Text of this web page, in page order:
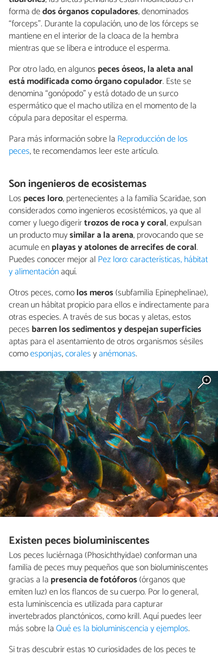
forma dedos órganos copuladores, denominados
“forceps”. Durante la copulación, uno de los fórceps se
mantiene en el interior de la cloaca de la hembra
mientras que se libera e introduce el esperma.
Por otro lado, en algunos peces óseos, la aleta anal
está modificada como órgano copulador. Este se
denomina “gonópodo” y está dotado de un surco
espermático que el macho utiliza en el momento de la
cópula para depositar el esperma.
Para más información sobre la Reproducción de los
peces, te recomendamos leer este artículo.
Son ingenieros de ecosistemas
Los peces loro, pertenecientes a la familia Scaridae, son
considerados como ingenieros ecosistémicos, ya que al
comer y luego digerirtrozos de roca y coral, expulsan
un producto muysimilar a la arena, provocando que se
acumule enplayas y atolones de arrecifes de coral.
Puedes conocer mejor al Pez loro: características, hábitat
y alimentaciónaquí.
Otros peces, comolos meros (subfamilia Epinephelinae),
crean un hábitat propicio para ellos e indirectamente para
otras especies. A través de sus bocas y aletas, estos
peces barren los sedimentos y despejan superficies
aptas para el asentamiento de otros organismos sésiles
comoesponjas,coralesyanémonas.
Existen peces bioluminiscentes
Los peces luciérnaga (Phosichthyidae) conforman una
familia de peces muy pequeños que son bioluminiscentes
gracias a la presencia de fotóforos (órganos que
emiten luz) en los flancos de su cuerpo. Por lo general,
esta luminiscencia es utilizada para capturar
invertebrados planctónicos, como krill. Aquí puedes leer
más sobre laQué es la bioluminiscencia y ejemplos.
Si tras descubrir estas 10 curiosidades de los peces te